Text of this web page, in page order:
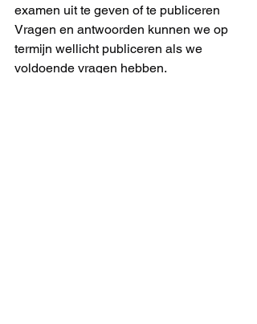
examen uit te geven of te publiceren
Vragen en antwoorden kunnen we op
termijn wellicht publiceren als we
voldoende vragen hebben.